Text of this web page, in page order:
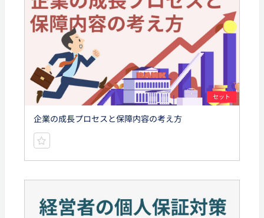
セット
企業の成長プロセスと保障内容の考え方